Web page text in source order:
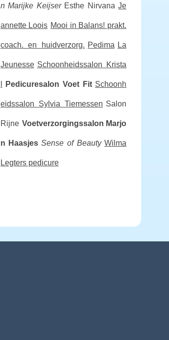
n Marijke Keijser Esthe Nirvana Je
annette Loois Mooi in Balans! prakt.
coach. en huidverzorg. Pedima La
Jeunesse Schoonheidssalon Krista
Pedicuresalon Voet Fit Schoonh
eidssalon Sylvia Tiemessen Salon
Rijne Voetverzorgingssalon Marjo
n Haasjes Sense of Beauty Wilma
Legters pedicure